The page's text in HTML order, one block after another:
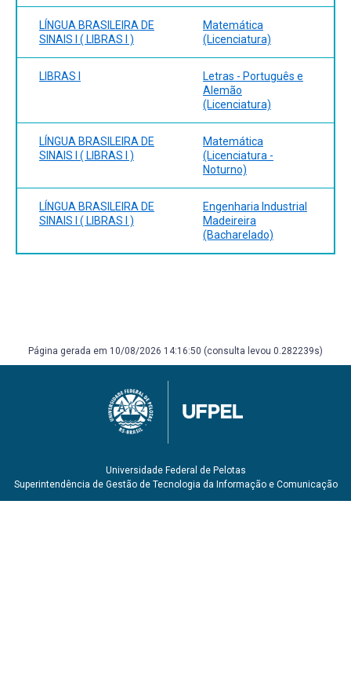
LÍNGUA BRASILEIRA DE
SINAIS I ( LIBRAS I )
Matemática
(Licenciatura)
LIBRAS I
Letras - Português e
Alemão
(Licenciatura)
LÍNGUA BRASILEIRA DE
SINAIS I ( LIBRAS I )
Matemática
(Licenciatura -
Noturno)
LÍNGUA BRASILEIRA DE
SINAIS I ( LIBRAS I )
Engenharia Industrial
Madeireira
(Bacharelado)
Página gerada em 10/08/2026 14:16:50 (consulta levou 0.282239s)
Universidade Federal de Pelotas
Superintendência de Gestão de Tecnologia da Informação e Comunicação